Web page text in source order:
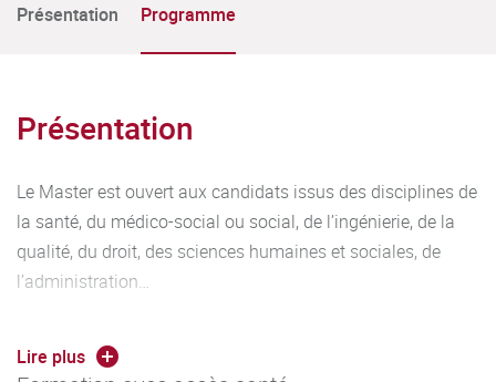
Présentation Programme
Présentation
Le Master est ouvert aux candidats issus des disciplines de
la santé, du médico-social ou social, de l’ingénierie, de la
qualité, du droit, des sciences humaines et sociales, de
l’administration…
équivalent (VAP : Validation des Acquis Professionnels -
Lire plus